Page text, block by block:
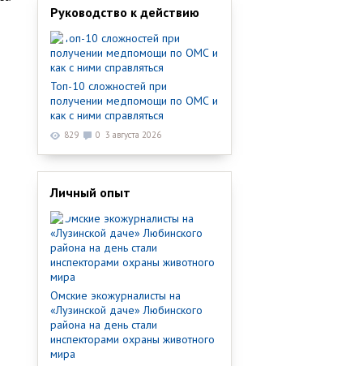
Руководство к действию
Топ-10 сложностей при
получении медпомощи по ОМС и
как с ними справляться
829 0 3 августа 2026
Личный опыт
Омские экожурналисты на
«Лузинской даче» Любинского
района на день стали
инспекторами охраны животного
мира